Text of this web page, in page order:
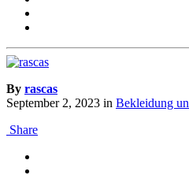
By rascas
September 2, 2023 in Bekleidung
Share